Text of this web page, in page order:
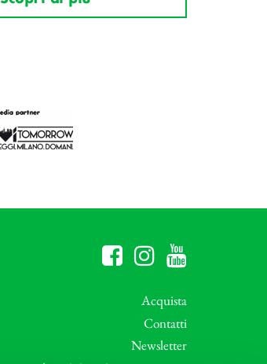
Acquista
Contatti
Newsletter